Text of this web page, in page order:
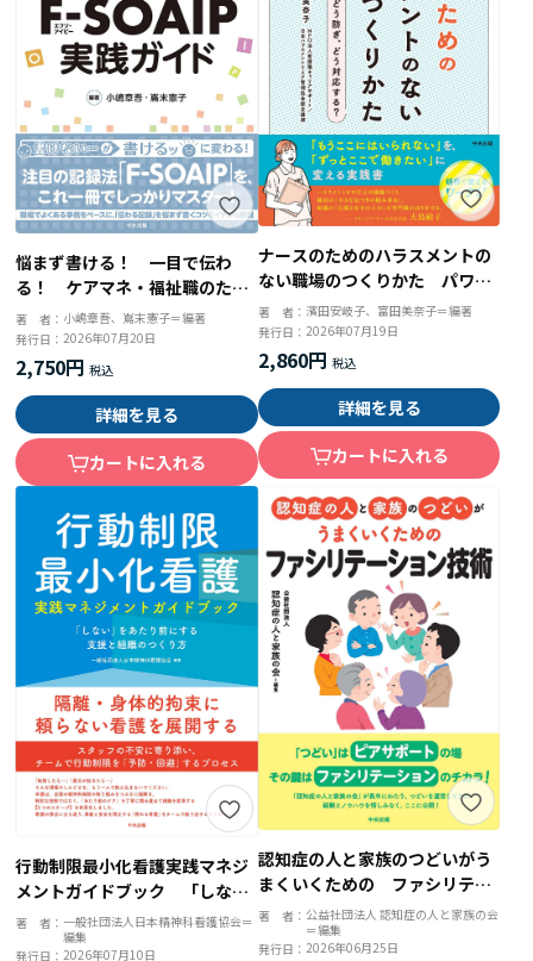
悩まず書ける！ 一目で伝わ
る！ ケアマネ・福祉職のため
のＦ－ＳＯＡＩＰ実践ガイド
著 者： 小嶋章吾、嶌末憲子＝編著
発行日：2026年07月20日
2,750円
詳細を見る
カートに入れる
ナースのためのハラスメントの
ない職場のつくりかた パワハ
ラ・ペイハラ どう防ぎ、どう
対応する？
著 者： 濱田安岐子、富田美奈子＝編著
発行日： 2026年07月19日
2,860円
詳細を見る
カートに入れる
行動制限最小化看護実践マネジ
メントガイドブック 「しな
い」をあたり前にする支援と組
織のつくり方
著 者： 一般社団法人日本精神科看護協会＝
編集
発行日：2026年07月10日
認知症の人と家族のつどいがう
まくいくための ファシリテー
ション技術
著 者： 公益社団法人 認知症の人と家族の会
＝編集
発行日： 2026年06月25日